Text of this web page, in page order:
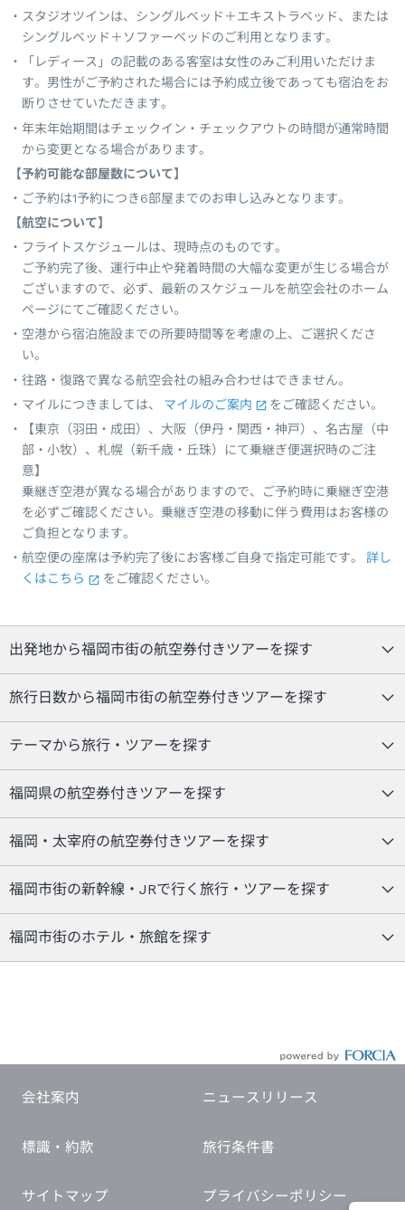
スタジオツインは、シングルベッド＋エキストラベッド、または
シングルベッド＋ソファーベッドのご利用となります。
「レディース」の記載のある客室は女性のみご利用いただけま
す。男性がご予約された場合には予約成立後であっても宿泊をお
断りさせていただきます。
年末年始期間はチェックイン・チェックアウトの時間が通常時間
から変更となる場合があります。
【予約可能な部屋数について】
ご予約は1予約につき6部屋までのお申し込みとなります。
【航空について】
フライトスケジュールは、現時点のものです。
ご予約完了後、運行中止や発着時間の大幅な変更が生じる場合が
ございますので、必ず、最新のスケジュールを航空会社のホーム
ページにてご確認ください。
空港から宿泊施設までの所要時間等を考慮の上、ご選択くださ
い。
往路・復路で異なる航空会社の組み合わせはできません。
マイルにつきましては、
マイルのご案内
をご確認ください。
【東京（羽田・成田）、大阪（伊丹・関西・神戸）、名古屋（中
部・小牧）、札幌（新千歳・丘珠）にて乗継ぎ便選択時のご注
意】
乗継ぎ空港が異なる場合がありますので、ご予約時に乗継ぎ空港
を必ずご確認ください。乗継ぎ空港の移動に伴う費用はお客様の
ご負担となります。
航空便の座席は予約完了後にお客様ご自身で指定可能です。
詳し
くはこちら
をご確認ください。
出発地から福岡市街の航空券付きツアーを探す
旅行日数から福岡市街の航空券付きツアーを探す
テーマから旅行・ツアーを探す
福岡県の航空券付きツアーを探す
福岡・太宰府の航空券付きツアーを探す
福岡市街の新幹線・JRで行く旅行・ツアーを探す
福岡市街のホテル・旅館を探す
会社案内 ニュースリリース
標識・約款 旅行条件書
サイトマップ プライバシーポリシー